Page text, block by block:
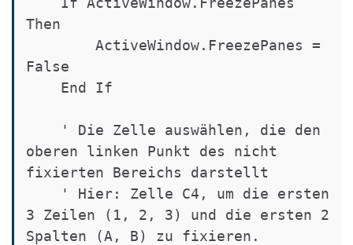
Then
False
oberen linken Punkt des nicht
fixierten Bereichs darstellt
3 Zeilen (1, 2, 3) und die ersten 2
Spalten (A, B) zu fixieren.